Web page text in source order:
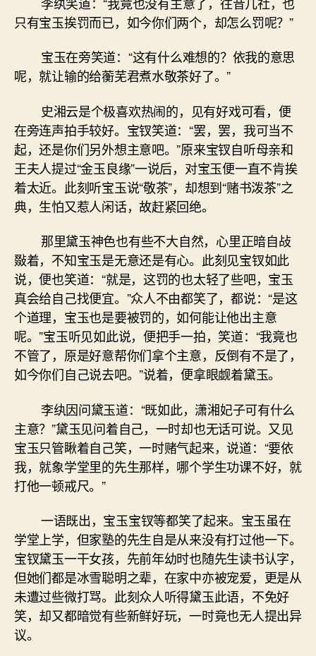
只有宝玉挨罚而已，如今你们两个，却怎么罚呢？”
宝玉在旁笑道：“这有什么难想的？依我的意思
呢，就让输的给蘅芜君煮水敬茶好了。”
史湘云是个极喜欢热闹的，见有好戏可看，便
在旁连声拍手较好。宝钗笑道：“罢，罢，我可当不
起，还是你们另外想主意吧。”原来宝钗自听母亲和
王夫人提过“金玉良缘”一说后，对宝玉便一直不肯挨
着太近。此刻听宝玉说“敬茶”，却想到“赌书泼茶”之
典，生怕又惹人闲话，故赶紧回绝。
那里黛玉神色也有些不大自然，心里正暗自敁
敠着，不知宝玉是无意还是有心。此刻见宝钗如此
说，便也笑道：“就是，这罚的也太轻了些吧，宝玉
真会给自己找便宜。”众人不由都笑了，都说：“是这
个道理，宝玉也是要被罚的，如何能让他出主意
呢。”宝玉听见如此说，便把手一拍，笑道：“我竟也
不管了，原是好意帮你们拿个主意，反倒有不是了，
如今你们自己说去吧。”说着，便拿眼觑着黛玉。
李纨因问黛玉道：“既如此，潇湘妃子可有什么
主意？”黛玉见问着自己，一时却也无话可说。又见
宝玉只管瞅着自己笑，一时赌气起来，说道：“要依
我，就象学堂里的先生那样，哪个学生功课不好，就
打他一顿戒尺。”
一语既出，宝玉宝钗等都笑了起来。宝玉虽在
学堂上学，但家塾的先生自是从来没有打过他一下。
宝钗黛玉一干女孩，先前年幼时也随先生读书认字，
但她们都是冰雪聪明之辈，在家中亦被宠爱，更是从
未遭过些微打骂。此刻众人听得黛玉此语，不免好
笑，却又都暗觉有些新鲜好玩，一时竟也无人提出异
议。